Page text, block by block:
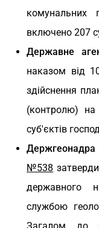
включено 207
Державне
наказом від
здійснення
(контролю)
суб'єктів
Держгеонадра
№538
державного
службою